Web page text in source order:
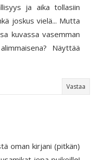
ja aika tollasiin
joskus vielä... Mutta
kuvassa vasemman
Näyttää
Vastaa
oman kirjani (pitkän)